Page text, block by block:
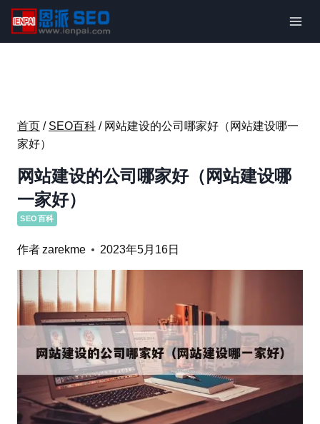
内
首页 / SEO百科 / 网站建设的公司哪家好（网站建设哪一
家好）
网站建设的公司哪家好（网站建设哪
一家好）
SEO百科
作者zarekme 2023年5月16日